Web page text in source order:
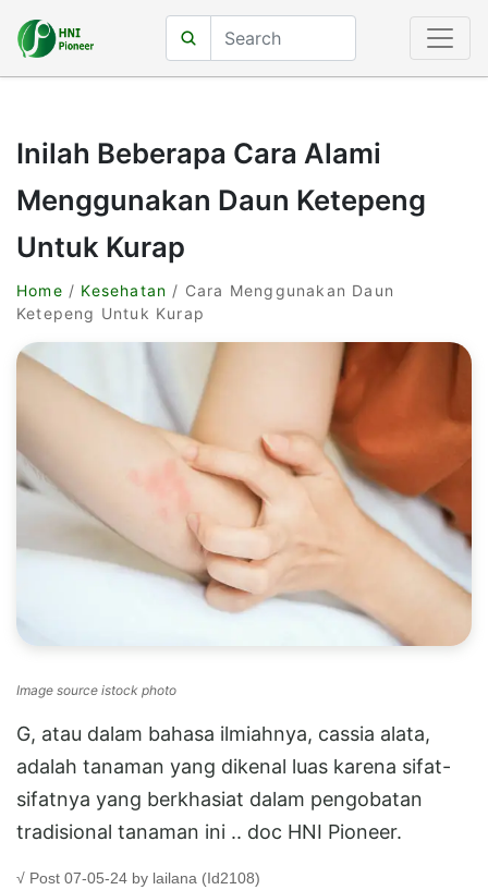
Inilah Beberapa Cara Alami
Menggunakan Daun Ketepeng
Untuk Kurap
Home / Kesehatan / Cara Menggunakan Daun
Ketepeng Untuk Kurap
Image source istock photo
G, atau dalam bahasa ilmiahnya, cassia alata,
adalah tanaman yang dikenal luas karena sifat-
sifatnya yang berkhasiat dalam pengobatan
tradisional tanaman ini .. doc HNI Pioneer.
√ Post 07-05-24 by lailana (Id2108)